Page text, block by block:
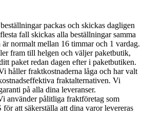
packas och skickas dagligen
fall skickas alla beställningar samma
är normalt mellan 16 timmar och 1 vardag.
fram till helgen och väljer paketbutik,
paket redan dagen efter i paketbutiken.
håller fraktkostnaderna låga och har valt
fraktalternativen. Vi
på alla dina leveranser.
använder pålitliga fraktföretag som
att säkerställa att dina varor levereras